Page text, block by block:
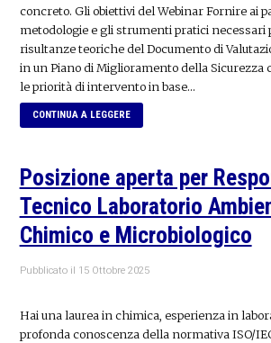
concreto. Gli obiettivi del Webinar Fornire ai
metodologie e gli strumenti pratici necessari
risultanze teoriche del Documento di
in un Piano di Miglioramento della Sicurezza
le priorità di intervento in base…
CONTINUA A LEGGERE
Posizione aperta per
Tecnico Laboratorio
Chimico e Microbiologico
Pubblicato il 15 Ottobre 2025
Hai una laurea in chimica, esperienza in
profonda conoscenza della normativa ISO/